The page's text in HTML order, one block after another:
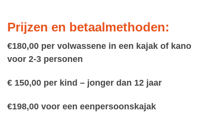
Prijzen en betaalmethoden:
€180,00 per volwassene in een kajak of kano
voor 2-3 personen
€ 150,00 per kind – jonger dan 12 jaar
€198,00 voor een eenpersoonskajak